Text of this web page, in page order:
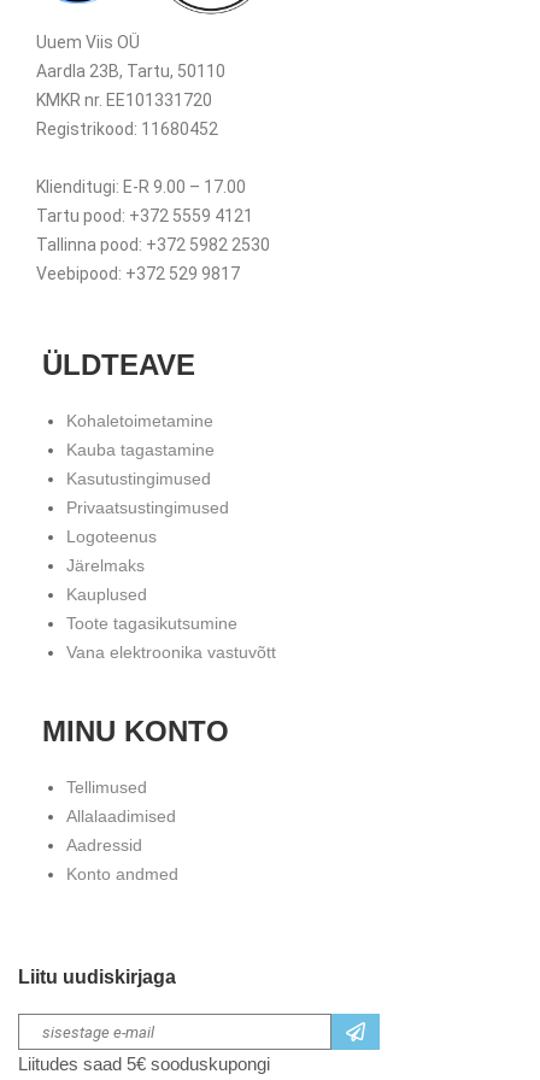
Uuem Viis OÜ
Aardla 23B, Tartu, 50110
KMKR nr. EE101331720
Registrikood: 11680452
Klienditugi: E-R 9.00 – 17.00
Tartu pood: +372 5559 4121
Tallinna pood: +372 5982 2530
Veebipood: +372 529 9817
ÜLDTEAVE
Kohaletoimetamine
Kauba tagastamine
Kasutustingimused
Privaatsustingimused
Logoteenus
Järelmaks
Kauplused
Toote tagasikutsumine
Vana elektroonika vastuvõtt
MINU KONTO
Tellimused
Allalaadimised
Aadressid
Konto andmed
Liitu uudiskirjaga
Liitudes saad 5€ sooduskupongi